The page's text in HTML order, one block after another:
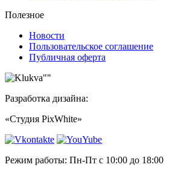
Полезное
Новости
Пользовательское соглашение
Публичная оферта
Разработка дизайна:
«Студия PixWhite»
Режим работы: Пн-Пт с 10:00 до 18:00